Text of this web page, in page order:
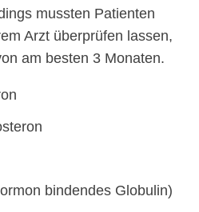
mussten Patienten
Arzt überprüfen lassen,
am besten 3 Monaten.
bindendes Globulin)